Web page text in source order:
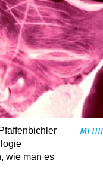
wie man es
MEHR